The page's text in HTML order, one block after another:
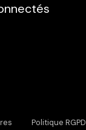
Politique RGPD